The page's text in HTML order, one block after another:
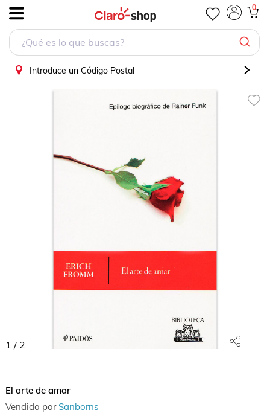
0
Introduce un Código Postal
1 / 2
El arte de amar
Vendido por Sanborns
El arte de amar